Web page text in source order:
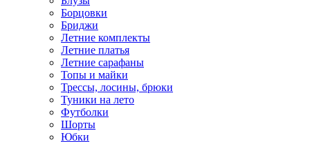
Борцовки
Бриджи
Летние комплекты
Летние платья
Летние сарафаны
Топы и майки
Трессы, лосины, брюки
Туники на лето
Футболки
Шорты
Юбки